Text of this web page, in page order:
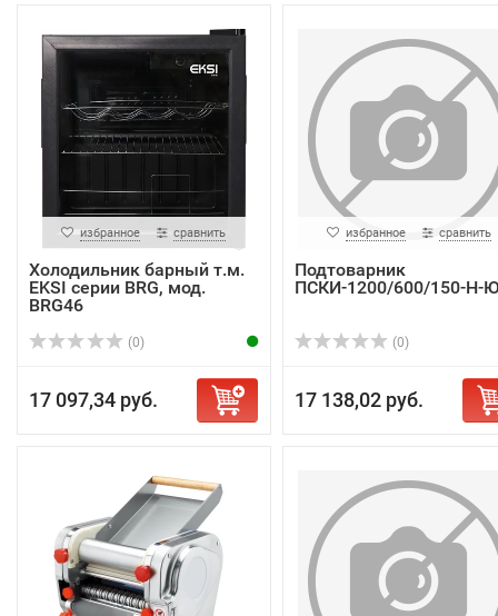
избранное сравнить
Холодильник барный т.м.
EKSI серии BRG, мод.
BRG46
(0)
17 097,34 руб.
избранное сравнить
Подтоварник
ПСКИ-1200/600/150-Н-
(0)
17 138,02 руб.